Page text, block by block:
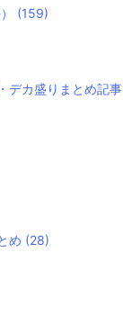
(159)
デカ盛りまとめ記事
め (28)